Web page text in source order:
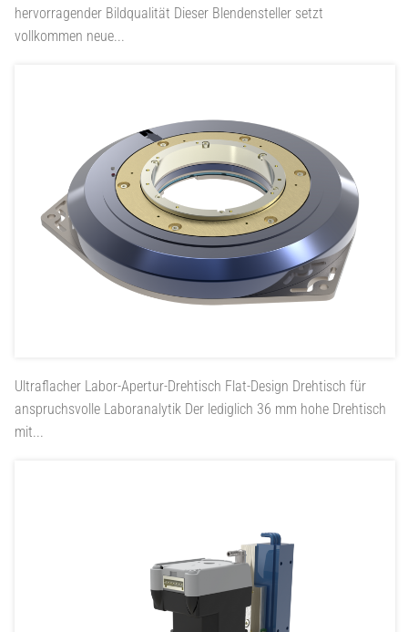
hervorragender Bildqualität Dieser Blendensteller setzt
vollkommen neue...
Ultraflacher Labor-Apertur-Drehtisch Flat-Design Drehtisch für
anspruchsvolle Laboranalytik Der lediglich 36 mm hohe Drehtisch
mit...